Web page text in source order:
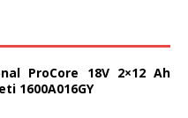
ProCore 18V 2×12 Ah
1600A016GY